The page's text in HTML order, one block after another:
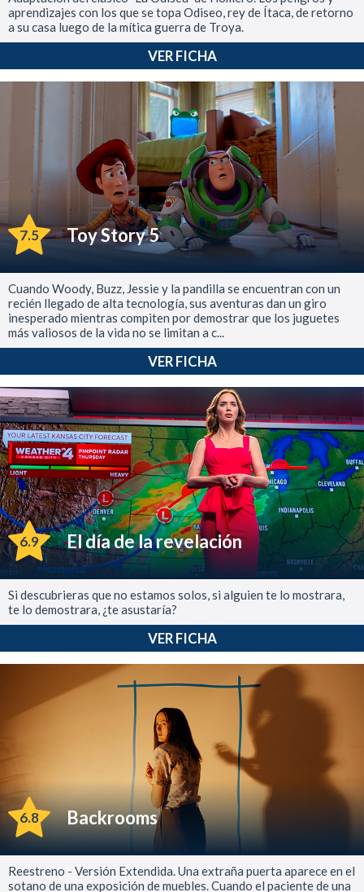
aprendizajes con los que se topa Odiseo, rey de Ítaca, de retorno
a su casa luego de la mítica guerra de Troya.
VER FICHA
7.5 Toy Story 5
Cuando Woody, Buzz, Jessie y la pandilla se encuentran con un
recién llegado de alta tecnología, sus aventuras dan un giro
inesperado mientras compiten por demostrar que los juguetes
más valiosos de la vida no se limitan a c...
VER FICHA
6.9 El día de la revelación
Si descubrieras que no estamos solos, si alguien te lo mostrara,
te lo demostrara, ¿te asustaría?
VER FICHA
6.8 Backrooms
Reestreno - Versión Extendida. Una extraña puerta aparece en el
sotano de una exposición de muebles. Cuando el paciente de una